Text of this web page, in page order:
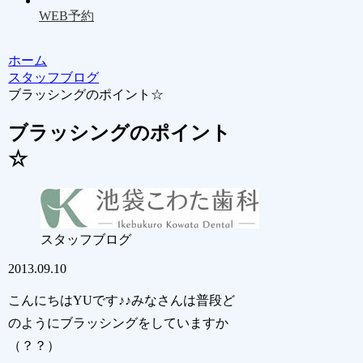
WEB予約
ホーム
スタッフブログ
ブラッシングのポイント☆
ブラッシングのポイント
☆
スタッフブログ
2013.09.10
こんにちはYUです♪♪みなさんは普段ど
のようにブラッシングをしていますか
（？？）